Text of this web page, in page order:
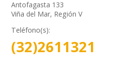
Antofagasta 133
Viña del Mar, Región V
Teléfono(s):
(32)2611321